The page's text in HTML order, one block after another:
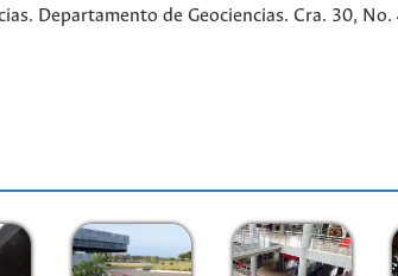
Departamento de Geociencias. Cra. 30,